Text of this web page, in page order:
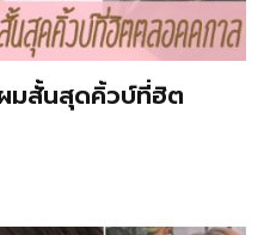
มสั้นสุดคิ้วบ์ที่ฮิต